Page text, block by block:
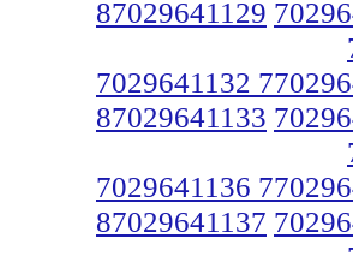
87029641129
7029641132
87029641133
7029641136
87029641137